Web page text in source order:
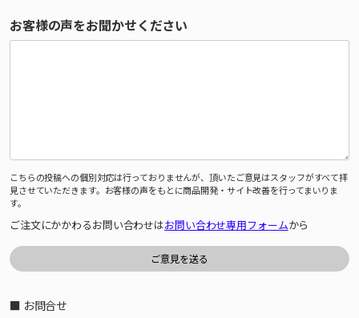
お客様の声をお聞かせください
こちらの投稿への個別対応は行っておりませんが、頂いたご意見はスタッフがすべて拝
見させていただきます。お客様の声をもとに商品開発・サイト改善を行ってまいりま
す。
ご注文にかかわるお問い合わせはお問い合わせ専用フォームから
■ お問合せ